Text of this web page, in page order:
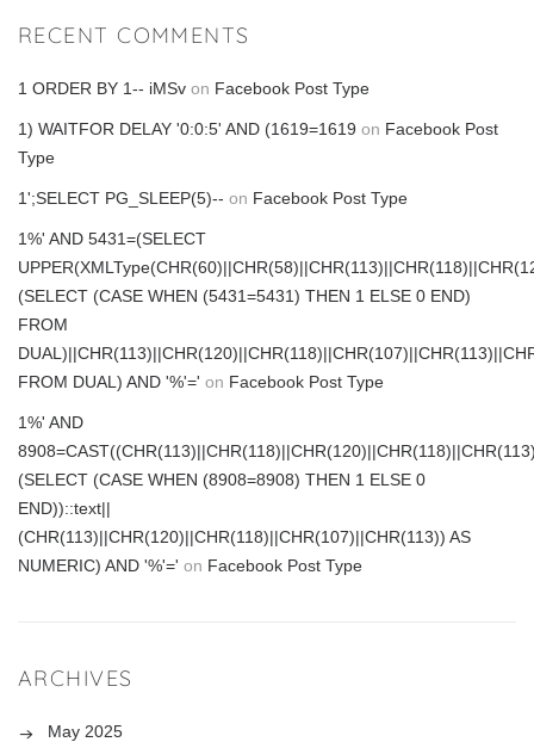
RECENT COMMENTS
1 ORDER BY 1-- iMSv on Facebook Post Type
1) WAITFOR DELAY '0:0:5' AND (1619=1619 on Facebook Post
Type
1';SELECT PG_SLEEP(5)-- on Facebook Post Type
1%' AND 5431=(SELECT
(SELECT (CASE WHEN (5431=5431) THEN 1 ELSE 0 END)
FROM
FROM DUAL) AND '%'=' on Facebook Post Type
1%' AND
(SELECT (CASE WHEN (8908=8908) THEN 1 ELSE 0
END))::text||
(CHR(113)||CHR(120)||CHR(118)||CHR(107)||CHR(113)) AS
NUMERIC) AND '%'=' on Facebook Post Type
ARCHIVES
May 2025